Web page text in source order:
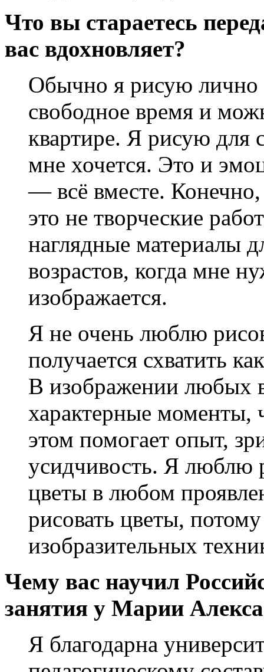
Что вы стараетесь
вас вдохновляет?
Обычно я рисую лично
свободное время и
квартире. Я рисую для
мне хочется. Это и
— всё вместе.
это не творческие
наглядные материалы
возрастов, когда мне
изображается.
Я не очень люблю
получается схватить
В изображении любых
характерные моменты,
этом помогает опыт,
усидчивость. Я люблю
цветы в любом
рисовать цветы,
изобразительных
Чему вас научил
занятия у Марии
Я благодарна